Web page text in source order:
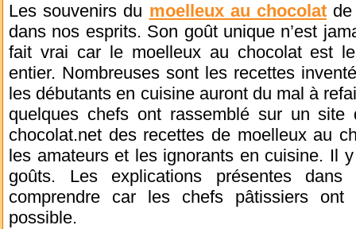
Les souvenirs du moelleux au chocolat
dans nos esprits. Son goût unique n’est
fait vrai car le moelleux au chocolat est
entier. Nombreuses sont les recettes
les débutants en cuisine auront du mal à
quelques chefs ont rassemblé sur un
chocolat.net des recettes de moelleux au
les amateurs et les ignorants en cuisine. Il
goûts. Les explications présentes
comprendre car les chefs pâtissiers
possible.